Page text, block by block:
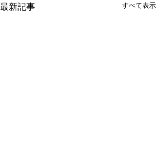
最新記事 すべて表示